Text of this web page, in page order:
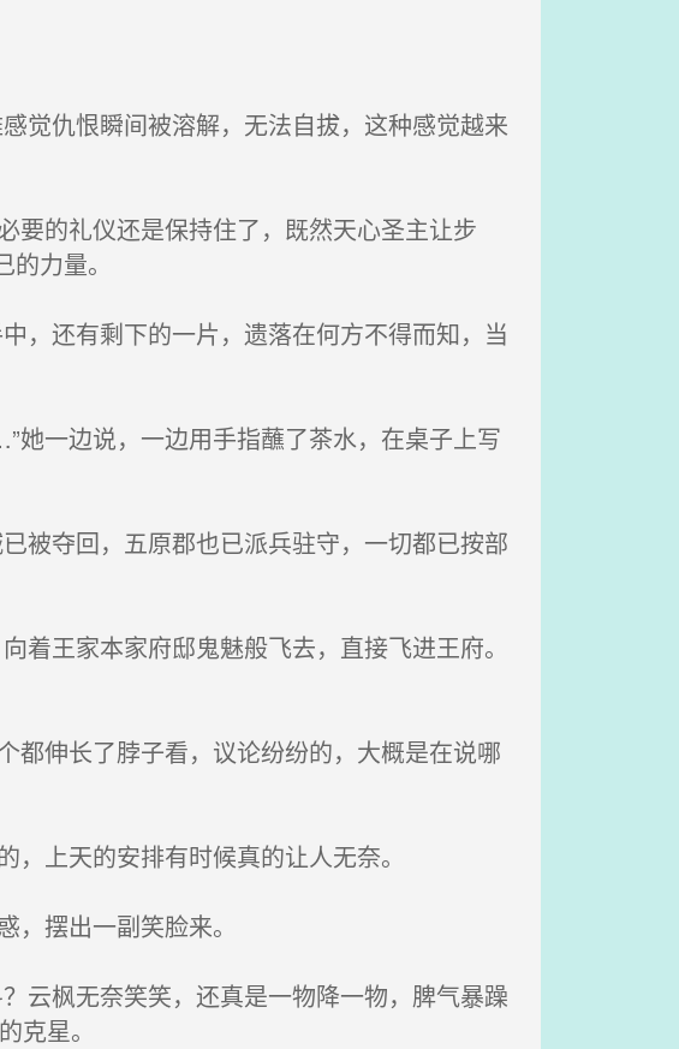
觉仇恨瞬间被溶解，无法自拔，这种感觉越来
的礼仪还是保持住了，既然天心圣主让步
力量。
，还有剩下的一片，遗落在何方不得而知，当
一边说，一边用手指蘸了茶水，在桌子上写
被夺回，五原郡也已派兵驻守，一切都已按部
王家本家府邸鬼魅般飞去，直接飞进王府。
伸长了脖子看，议论纷纷的，大概是在说哪
上天的安排有时候真的让人无奈。
摆出一副笑脸来。
云枫无奈笑笑，还真是一物降一物，脾气暴躁
克星。